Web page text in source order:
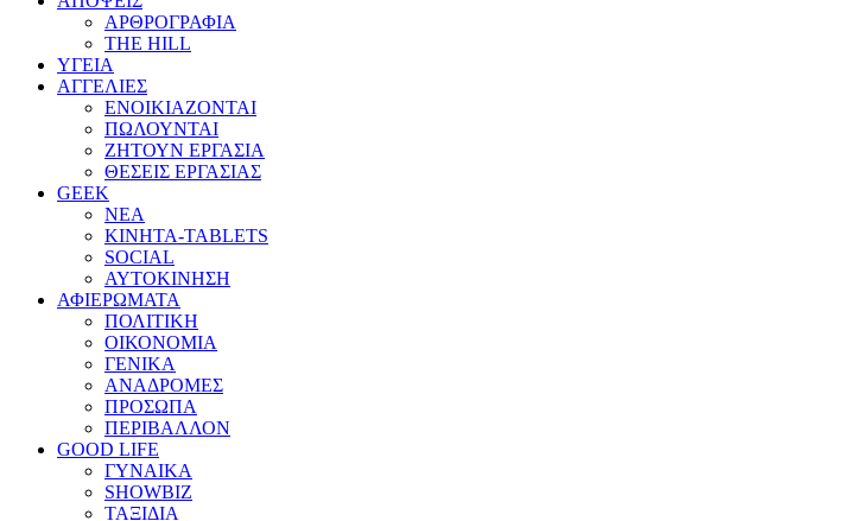
ΑΡΘΡΟΓΡΑΦΙΑ
THE HILL
ΥΓΕΙΑ
ΑΓΓΕΛΙΕΣ
ΕΝΟΙΚΙΑΖΟΝΤΑΙ
ΠΩΛΟΥΝΤΑΙ
ΖΗΤΟΥΝ ΕΡΓΑΣΙΑ
ΘΕΣΕΙΣ ΕΡΓΑΣΙΑΣ
GEEK
ΝΕΑ
ΚΙΝΗΤΑ-TABLETS
SOCIAL
ΑΥΤΟΚΙΝΗΣΗ
ΑΦΙΕΡΩΜΑΤΑ
ΠΟΛΙΤΙΚΗ
ΟΙΚΟΝΟΜΙΑ
ΓΕΝΙΚΑ
ΑΝΑΔΡΟΜΕΣ
ΠΡΟΣΩΠΑ
ΠΕΡΙΒΑΛΛΟΝ
GOOD LIFE
ΓΥΝΑΙΚΑ
SHOWBIZ
ΤΑΞΙΔΙΑ